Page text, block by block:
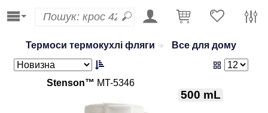
Термоси термокухлі фляги Все для дому
Stenson™ MT-5346
500 mL